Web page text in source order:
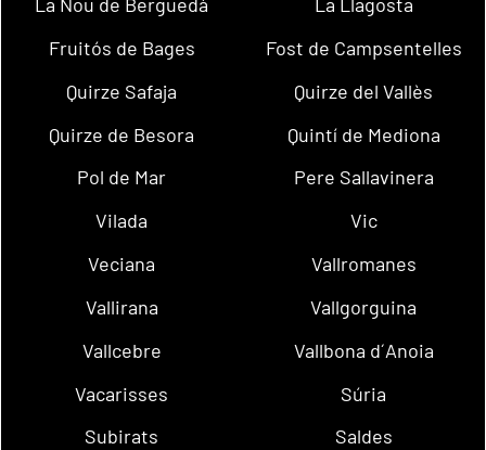
Fruitós de Bages
Fost de Campsentelles
Quirze Safaja
Quirze del Vallès
Quirze de Besora
Quintí de Mediona
Pol de Mar
Pere Sallavinera
Vilada
Vic
Veciana
Vallromanes
Vallirana
Vallgorguina
Vallcebre
Vallbona d´Anoia
Vacarisses
Súria
Subirats
Saldes